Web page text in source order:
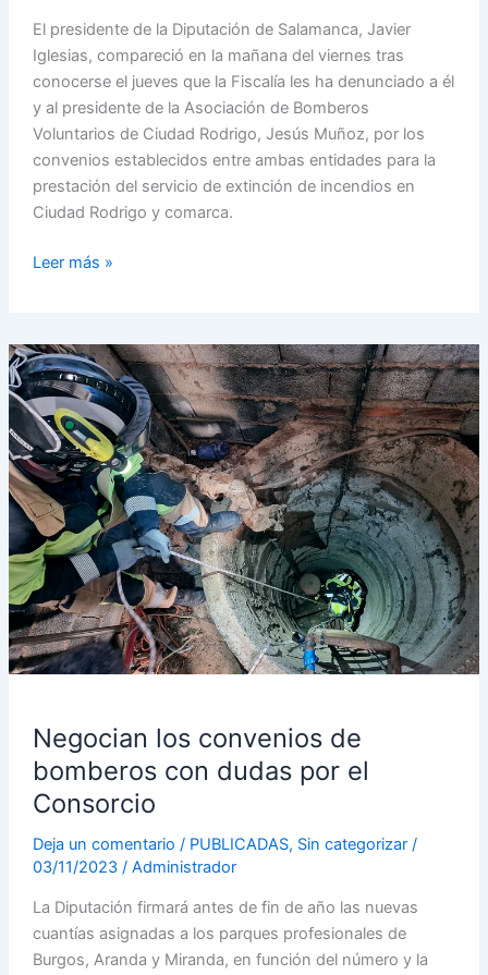
El presidente de la Diputación de Salamanca, Javier
Iglesias, compareció en la mañana del viernes tras
conocerse el jueves que la Fiscalía les ha denunciado a él
y al presidente de la Asociación de Bomberos
Voluntarios de Ciudad Rodrigo, Jesús Muñoz, por los
convenios establecidos entre ambas entidades para la
prestación del servicio de extinción de incendios en
Ciudad Rodrigo y comarca.
Leer más »
Negocian los convenios de
bomberos con dudas por el
Consorcio
Deja un comentario / PUBLICADAS, Sin categorizar/
03/11/2023 / Administrador
La Diputación firmará antes de fin de año las nuevas
cuantías asignadas a los parques profesionales de
Burgos, Aranda y Miranda, en función del número y la
Negocian
los
convenios
de
bomberos
con
dudas
por
el
Consorcio